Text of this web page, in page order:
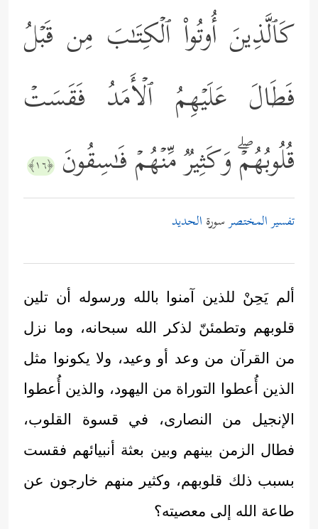
كَٱلَّذِینَ أُوتُواْ ٱلۡكِتَـٰبَ مِن قَبۡلُ
فَطَالَ عَلَیۡهِمُ ٱلۡأَمَدُ فَقَسَتۡ
قُلُوبُهُمۡۖ وَكَثِیرࣱ مِّنۡهُمۡ فَـٰسِقُونَ ﴿١٦﴾
تفسير المختصرسورة الحديد
ألم يَحِنْ للذين آمنوا بالله ورسوله أن تلين
قلوبهم وتطمئنّ لذكر الله سبحانه، وما نزل
من القرآن من وعد أو وعيد، ولا يكونوا مثل
الذين أُعطوا التوراة من اليهود، والذين أُعطوا
الإنجيل من النصارى، في قسوة القلوب،
فطال الزمن بينهم وبين بعثة أنبيائهم فقست
بسبب ذلك قلوبهم، وكثير منهم خارجون عن
طاعة الله إلى معصيته؟